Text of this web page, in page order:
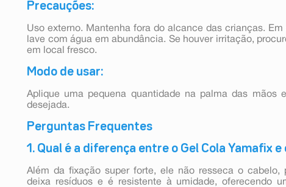
Precauções:
Uso externo. Mantenha fora do alcance das crianças.
lave com água em abundância. Se houver irritação,
em local fresco.
Modo de usar:
Aplique uma pequena quantidade na palma das mãos
desejada.
Perguntas Frequentes
1. Qual é a diferença entre o Gel Cola Yamafix
Além da fixação super forte, ele não resseca o cabelo,
deixa resíduos e é resistente à umidade, oferecendo